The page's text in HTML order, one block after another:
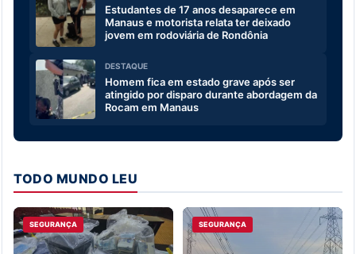
Estudantes de 17 anos desaparece em
Manaus e motorista relata ter deixado
jovem em rodoviária de Rondônia
DESTAQUE
Homem fica em estado grave após ser
atingido por disparo durante abordagem da
Rocam em Manaus
TODO MUNDO LEU
SEGURANÇA SEGURANÇA